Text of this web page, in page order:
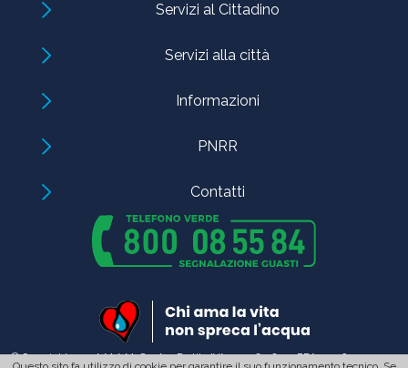
Servizi al Cittadino
Servizi alla città
Informazioni
PNRR
Contatti
© Copyright 2023 A.M.A.M. S.p.A. - Partita IVA: 01937820833 - REA: 157160